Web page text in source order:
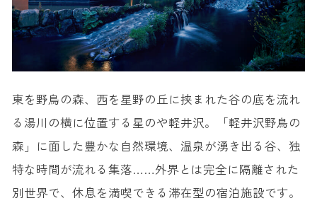
東を野鳥の森、西を星野の丘に挟まれた谷の底を流れ
る湯川の横に位置する星のや軽井沢。「軽井沢野鳥の
森」に面した豊かな自然環境、温泉が湧き出る谷、独
特な時間が流れる集落……外界とは完全に隔離された
別世界で、休息を満喫できる滞在型の宿泊施設です。